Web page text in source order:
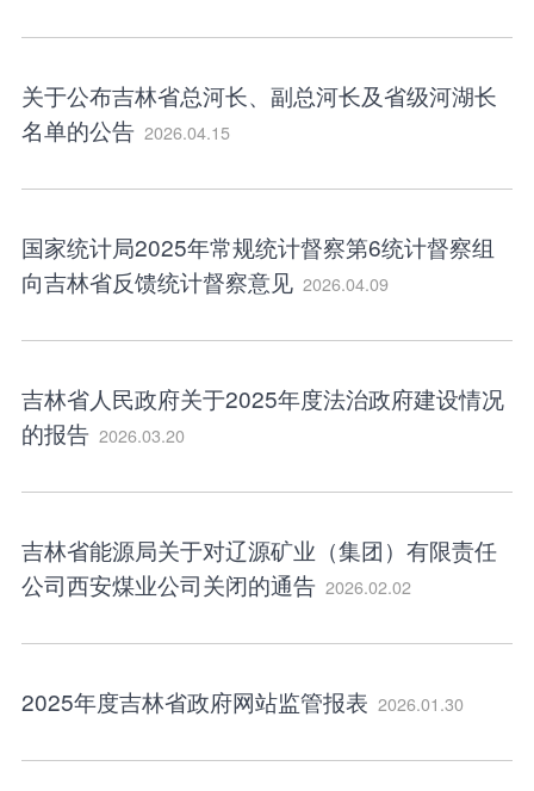
关于公布吉林省总河长、副总河长及省级河湖长
名单的公告 2026.04.15
国家统计局2025年常规统计督察第6统计督察组
向吉林省反馈统计督察意见 2026.04.09
吉林省人民政府关于2025年度法治政府建设情况
的报告 2026.03.20
吉林省能源局关于对辽源矿业（集团）有限责任
公司西安煤业公司关闭的通告 2026.02.02
2025年度吉林省政府网站监管报表 2026.01.30